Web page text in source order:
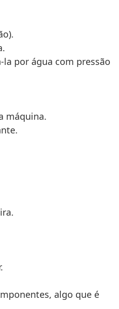
por água com pressão
máquina.
algo que é